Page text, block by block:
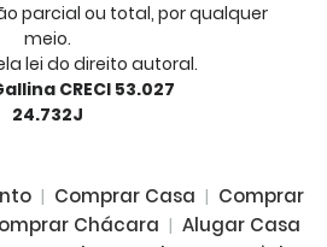
parcial ou total, por qualquer
meio.
lei do direito autoral.
CRECI 53.027
24.732J
| Comprar Casa | Comprar
Chácara | Alugar Casa